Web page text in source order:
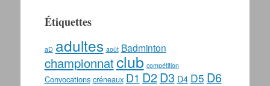
Étiquettes
aD adultes août Badminton
championnatclub compétition
Convocations créneaux D1 D2 D3 D4 D5 D6